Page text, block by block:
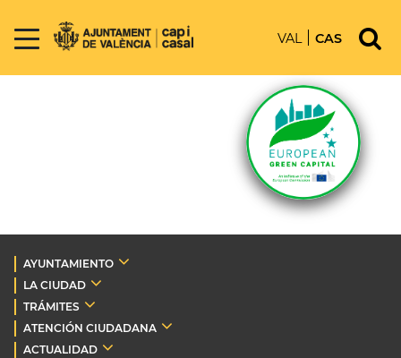
VAL CAS
AYUNTAMIENTO
LA CIUDAD
TRÁMITES
ATENCIÓN CIUDADANA
ACTUALIDAD